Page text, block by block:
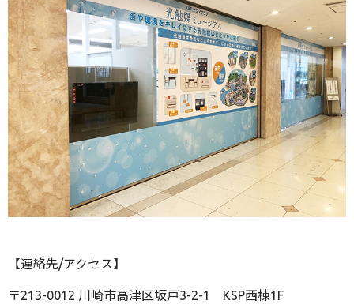
【連絡先/アクセス】
〒213-0012 川崎市高津区坂戸3-2-1 KSP西棟1F